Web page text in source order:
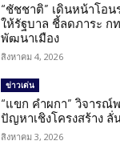
“ชัชชาติ” เดินหน้าโอ
ให้รัฐบาล ชี้ลดภาระ ก
พัฒนาเมือง
สิงหาคม 4, 2026
ข่าวเด่น
“แขก คำผกา” วิจารณ์
ปัญหาเชิงโครงสร้าง ลั่
สิงหาคม 3, 2026